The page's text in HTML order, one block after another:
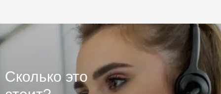
Сколько это